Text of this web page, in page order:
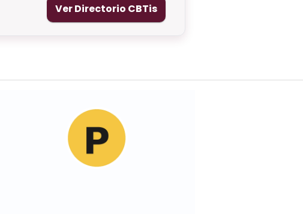
Ver Directorio CBTis